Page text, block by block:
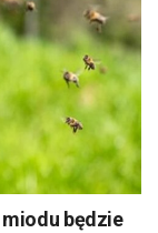
miodu będzie